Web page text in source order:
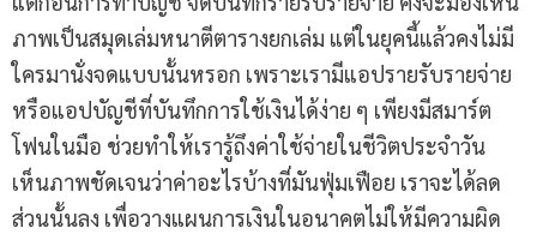
ภาพเป็นสมุดเล่มหนาตีตารางยกเล่ม แต่ในยุคนี้แล้วคงไม่มี
ใครมานั่งจดแบบนั้นหรอก เพราะเรามีแอปรายรับรายจ่าย
หรือแอปบัญชีที่บันทึกการใช้เงินได้ง่าย ๆ เพียงมีสมาร์ต
โฟนในมือ ช่วยทำให้เรารู้ถึงค่าใช้จ่ายในชีวิตประจำวัน
เห็นภาพชัดเจนว่าค่าอะไรบ้างที่มันฟุ่มเฟือย เราจะได้ลด
ส่วนนั้นลง เพื่อวางแผนการเงินในอนาคตไม่ให้มีความผิด